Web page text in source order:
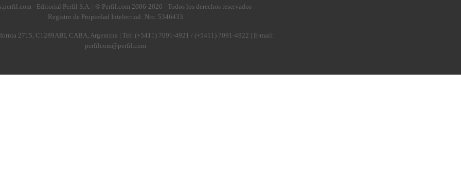
- Editorial Perfil S.A. | © Perfil.com 2006-2026 - Todos los derechos reservados
Registro de Propiedad Intelectual: Nro. 5346433
2715, C1289ABI, CABA, Argentina | Tel: (+5411) 7091-4921 / (+5411) 7091-4922 | E-mail:
perfilcom@perfil.com